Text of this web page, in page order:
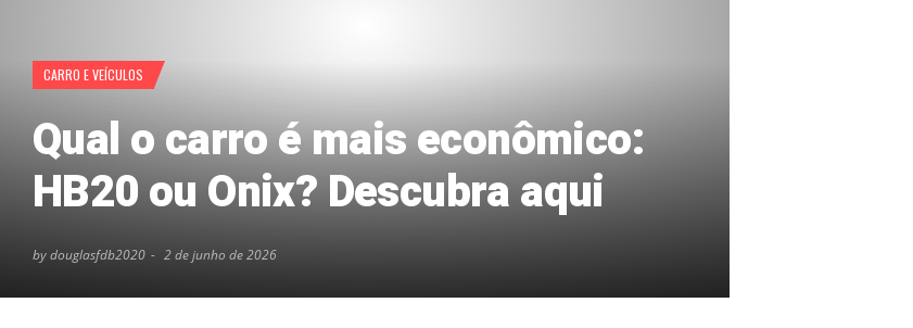
CARRO E VEÍCULOS
Qual o carro é mais econômico:
HB20 ou Onix? Descubra aqui
by douglasfdb2020 2 de junho de 2026